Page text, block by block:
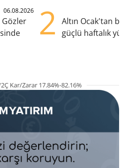
06.08.2026
Gözler
2
Altın Ocak'tan
güçlü haftalık
Kar/Zarar 17.84%-82.16%